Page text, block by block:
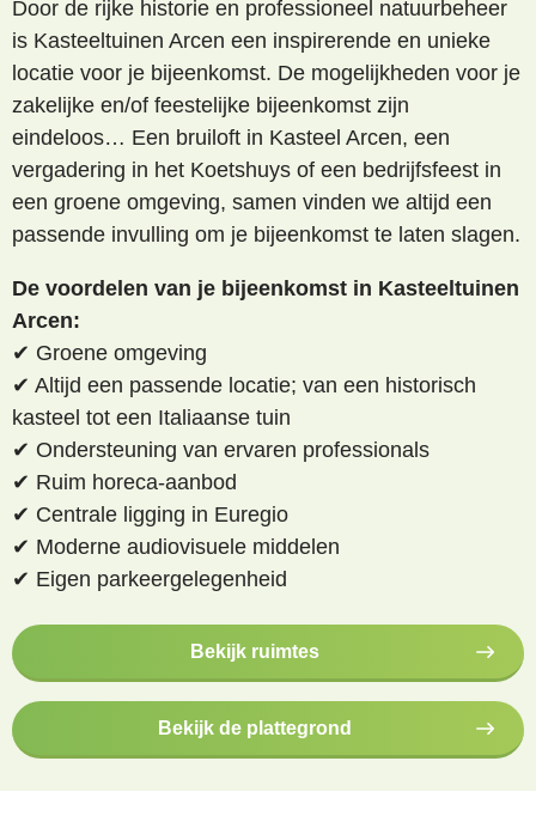
Door de rijke historie en professioneel natuurbeheer
is Kasteeltuinen Arcen een inspirerende en unieke
locatie voor je bijeenkomst. De mogelijkheden voor je
zakelijke en/of feestelijke bijeenkomst zijn
eindeloos… Een bruiloft in Kasteel Arcen, een
vergadering in het Koetshuys of een bedrijfsfeest in
een groene omgeving, samen vinden we altijd een
passende invulling om je bijeenkomst te laten slagen.
De voordelen van je bijeenkomst in Kasteeltuinen
Arcen:
✔ Groene omgeving
✔ Altijd een passende locatie; van een historisch
kasteel tot een Italiaanse tuin
✔ Ondersteuning van ervaren professionals
✔ Ruim horeca-aanbod
✔ Centrale ligging in Euregio
✔ Moderne audiovisuele middelen
✔ Eigen parkeergelegenheid
Bekijk ruimtes
Bekijk de plattegrond